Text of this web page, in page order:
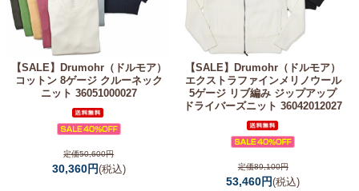
【SALE】
Drumohr（ドルモア）
コットン 8ゲージ クルーネック
ニット 36051000027
定価50,600円
30,360円(税込)
【SALE】
Drumohr（ドルモア）
エクストラファインメリノウール
5ゲージ リブ編み ジップアップ
ドライバーズニット 36042012027
定価89,100円
53,460円(税込)